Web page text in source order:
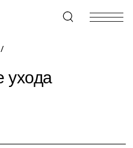
+7 (495) 967-80-80
/
ухода